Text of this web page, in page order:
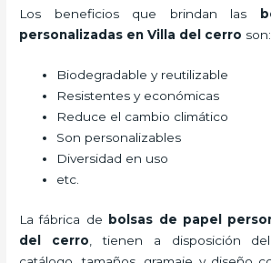
Los beneficios que brindan las
personalizadas en Villa del cerro son:
Biodegradable y reutilizable
Resistentes y económicas
Reduce el cambio climático
Son personalizables
Diversidad en uso
etc.
La fábrica de
bolsas de papel
del cerro , tienen a disposición